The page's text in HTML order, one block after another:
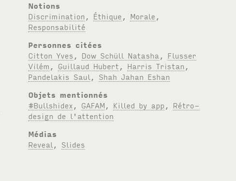
Notions
Discrimination , Éthique , Morale ,
Responsabilité
Personnes citées
Citton Yves , Dow Schüll Natasha , Flusser
Vilém , Guillaud Hubert , Harris Tristan ,
Pandelakis Saul , Shah Jahan Eshan
Objets mentionnés
#Bullshidex , GAFAM , Killed by app , Rétro-
design de l'attention
Médias
Reveal , Slides